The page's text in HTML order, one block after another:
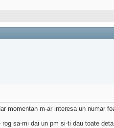
momentan m-ar interesa un numar
sa-mi dai un pm si-ti dau toate